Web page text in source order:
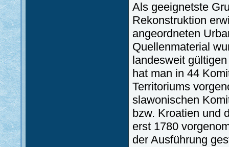
Als geeignetste
Rekonstruktion
angeordneten
Quellenmaterial
landesweit
hat man in 44
Territoriums
slawonischen
bzw. Kroatien und
erst 1780
der Ausführung